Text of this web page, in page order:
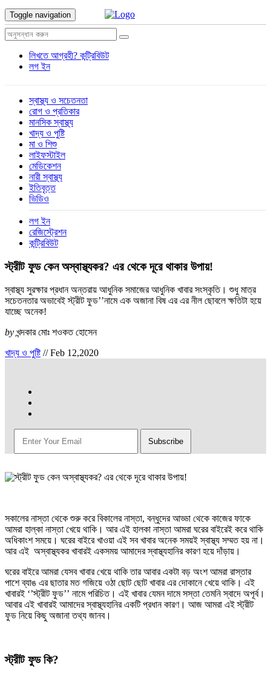
Toggle navigation
লিখতে আগ্রহী? কন্ট্রিবিউট
লগ ইন
স্বাস্থ্য ও সচেতনতা
রোগ ও প্রতিকার
মানসিক স্বাস্থ্য
খাদ্য ও পুষ্টি
মা ও শিশু
লাইফস্টাইল
মেডিকেশন
নারী স্বাস্থ্য
ইতিবৃত্ত
ভিডিও
লগ ইন
রেজিস্ট্রেশন
কন্ট্রিবিউট
স্ট্রীট ফুড কেন অস্বাস্থ্যকর? এর থেকে দূরে থাকার উপায়!
স্বাস্থ্য সুরক্ষার প্রধান অন্তরায় আধুনিক সমাজের আধুনিক খাবার সংস্কৃতি। শুধু মাত্র
সচেতনতার অভাবেই স্ট্রীট ফুড’’নামে এক অজানা বিষ এর এর নীল ছোবলে ক্ষতিটা হয়ে
যাচ্ছে অনেক!
byখন্দকার মোঃ শওকত হোসেন
খাদ্য ও পুষ্টি // Feb 12,2020
সকালের নাস্তা থেকে শুরু করে বিকালের নাস্তা, বন্ধুদের আড্ডা থেকে কাজের ফাকে
আমরা হাল্কা নাস্তা খেয়ে থাকি। আর এই হালকা নাস্তা আমরা ঘরের বাইরেই করে থাকি
অধিকাংশ সময়ে। ঘরের বাইরে খাওয়া এই সব খাবার অনেক সময়ই স্বাস্থ্য সম্মত হয় না।
আর এই অস্বাস্থ্যকর খাবারই একসময় আমাদের স্বাস্থ্যহানির কারণ হয়ে দাঁড়ায়।
ঘরের বাইরে আমরা যেসব খাবার খেয়ে থাকি তার আবার একটা বড় অংশ আমরা রাস্তার
পাশে ব্যাঙ এর ছাতার মত গজিয়ে ওঠা ছোট ছোট খাবার এর দোকানে খেয়ে থাকি। এই
খাবারই ‘’স্ট্রীট ফুড’’ নামে পরিচিত। এই খাবার যেমন দামে সস্তা তেমনি স্বাদে অপূর্ব।
আবার এই খাবারই আমাদের স্বাস্থ্যহানির একটি প্রধান কারণ। আজ আমরা এই স্ট্রীট
ফুড নিয়ে কিছু অজানা তথ্য জানব।
স্ট্রীট ফুড কি?